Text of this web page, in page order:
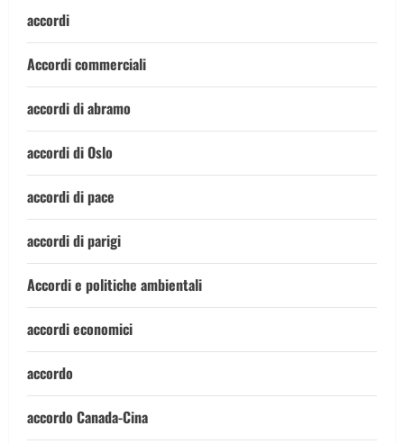
accordi
Accordi commerciali
accordi di abramo
accordi di Oslo
accordi di pace
accordi di parigi
Accordi e politiche ambientali
accordi economici
accordo
accordo Canada-Cina